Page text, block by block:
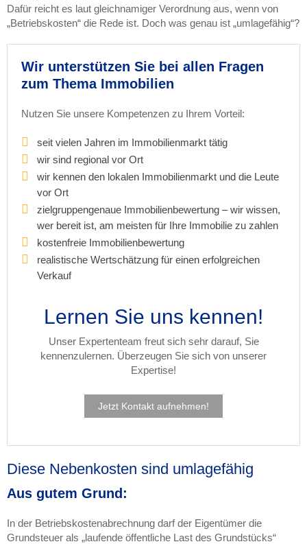
Dafür reicht es laut gleichnamiger Verordnung aus, wenn von
„Betriebskosten“ die Rede ist. Doch was genau ist „umlagefähig“?
Wir unterstützen Sie bei allen Fragen
zum Thema Immobilien
Nutzen Sie unsere Kompetenzen zu Ihrem Vorteil:
seit vielen Jahren im Immobilienmarkt tätig
wir sind regional vor Ort
wir kennen den lokalen Immobilienmarkt und die Leute
vor Ort
zielgruppengenaue Immobilienbewertung – wir wissen,
wer bereit ist, am meisten für Ihre Immobilie zu zahlen
kostenfreie Immobilienbewertung
realistische Wertschätzung für einen erfolgreichen
Verkauf
Lernen Sie uns kennen!
Unser Expertenteam freut sich sehr darauf, Sie
kennenzulernen. Überzeugen Sie sich von unserer
Expertise!
Jetzt Kontakt aufnehmen!
Diese Nebenkosten sind umlagefähig
Aus gutem Grund:
In der Betriebskostenabrechnung darf der Eigentümer die
Grundsteuer als „laufende öffentliche Last des Grundstücks“